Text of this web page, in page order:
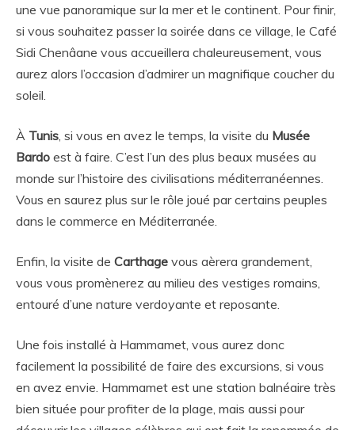
une vue panoramique sur la mer et le continent. Pour finir,
si vous souhaitez passer la soirée dans ce village, le Café
Sidi Chenâane vous accueillera chaleureusement, vous
aurez alors l’occasion d’admirer un magnifique coucher du
soleil.
À Tunis , si vous en avez le temps, la visite du Musée
Bardo est à faire. C’est l’un des plus beaux musées au
monde sur l’histoire des civilisations méditerranéennes.
Vous en saurez plus sur le rôle joué par certains peuples
dans le commerce en Méditerranée.
Enfin, la visite de Carthage vous aèrera grandement,
vous vous promènerez au milieu des vestiges romains,
entouré d’une nature verdoyante et reposante.
Une fois installé à Hammamet, vous aurez donc
facilement la possibilité de faire des excursions, si vous
en avez envie. Hammamet est une station balnéaire très
bien située pour profiter de la plage, mais aussi pour